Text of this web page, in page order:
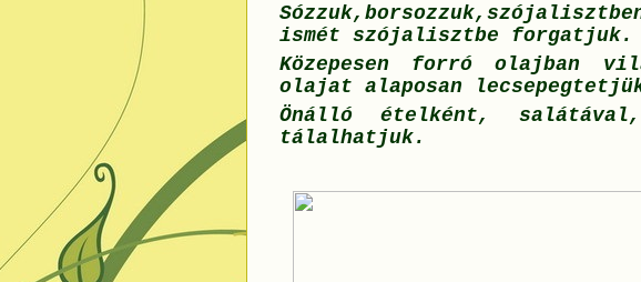
ismét szójalisztbe forgatjuk.
Közepesen forró olajban
olajat alaposan
Önálló ételként,
tálalhatjuk.